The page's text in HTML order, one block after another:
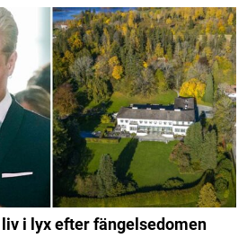
i lyx efter fängelsedomen